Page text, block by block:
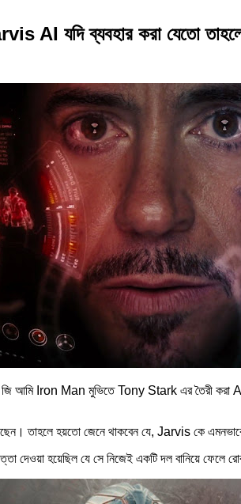
AI যদি ব্যবহার করা যেতো
আমি Iron Man মুভিতে Tony Stark এর তৈরী
তাহলে হয়তো জেনে থাকবেন যে, Jarvis কে
দেওয়া হয়েছিল যে সে নিজেই একটি দল বানিয়ে ফেলে